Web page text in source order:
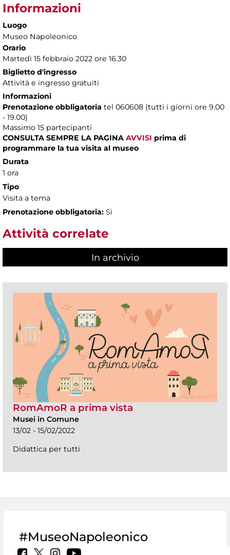
Informazioni
Luogo
Museo Napoleonico
Orario
Martedì 15 febbraio 2022 ore 16.30
Biglietto d'ingresso
Attività e ingresso gratuiti
Informazioni
Prenotazione obbligatoria tel 060608 (tutti i giorni ore 9.00
- 19.00)
Massimo 15 partecipanti
CONSULTA SEMPRE LA PAGINA AVVISI prima di
programmare la tua visita al museo
Durata
1 ora
Tipo
Visita a tema
Prenotazione obbligatoria: Sì
Attività correlate
In archivio
RomAmoR a prima vista
Musei in Comune
13/02 - 15/02/2022
Didattica per tutti
#MuseoNapoleonico